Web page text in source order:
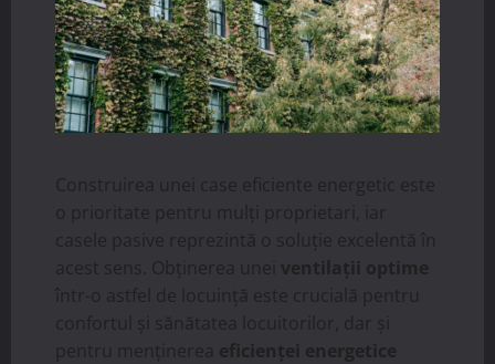
Construirea unei case eficiente energetic este
o prioritate pentru mulți proprietari, iar
casele pasive reprezintă o soluție excelentă în
acest sens. Obținerea unei ventilații optime
într-o astfel de locuință este crucială pentru
confortul și sănătatea locuitorilor, dar și
pentru menținerea eficienței energetice